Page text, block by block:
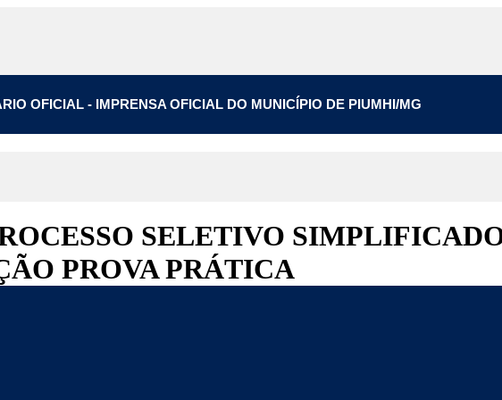
OFICIAL - IMPRENSA OFICIAL DO MUNICÍPIO DE PIUMHI/MG
SELETIVO SIMPLIFICADO
PROVA PRÁTICA